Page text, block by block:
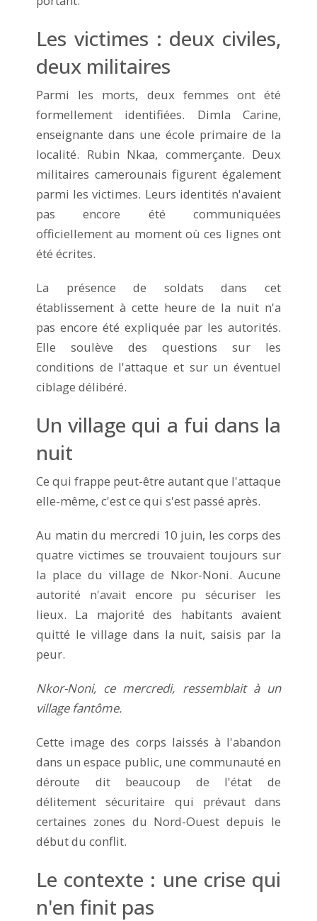
Les victimes : deux civiles,
deux militaires
Parmi les morts, deux femmes ont été
formellement identifiées. Dimla Carine,
enseignante dans une école primaire de la
localité. Rubin Nkaa, commerçante. Deux
militaires camerounais figurent également
parmi les victimes. Leurs identités n'avaient
pas encore été communiquées
officiellement au moment où ces lignes ont
été écrites.
La présence de soldats dans cet
établissement à cette heure de la nuit n'a
pas encore été expliquée par les autorités.
Elle soulève des questions sur les
conditions de l'attaque et sur un éventuel
ciblage délibéré.
Un village qui a fui dans la
nuit
Ce qui frappe peut-être autant que l'attaque
elle-même, c'est ce qui s'est passé après.
Au matin du mercredi 10 juin, les corps des
quatre victimes se trouvaient toujours sur
la place du village de Nkor-Noni. Aucune
autorité n'avait encore pu sécuriser les
lieux. La majorité des habitants avaient
quitté le village dans la nuit, saisis par la
peur.
Nkor-Noni, ce mercredi, ressemblait à un
village fantôme.
Cette image des corps laissés à l'abandon
dans un espace public, une communauté en
déroute dit beaucoup de l'état de
délitement sécuritaire qui prévaut dans
certaines zones du Nord-Ouest depuis le
début du conflit.
Le contexte : une crise qui
n'en finit pas